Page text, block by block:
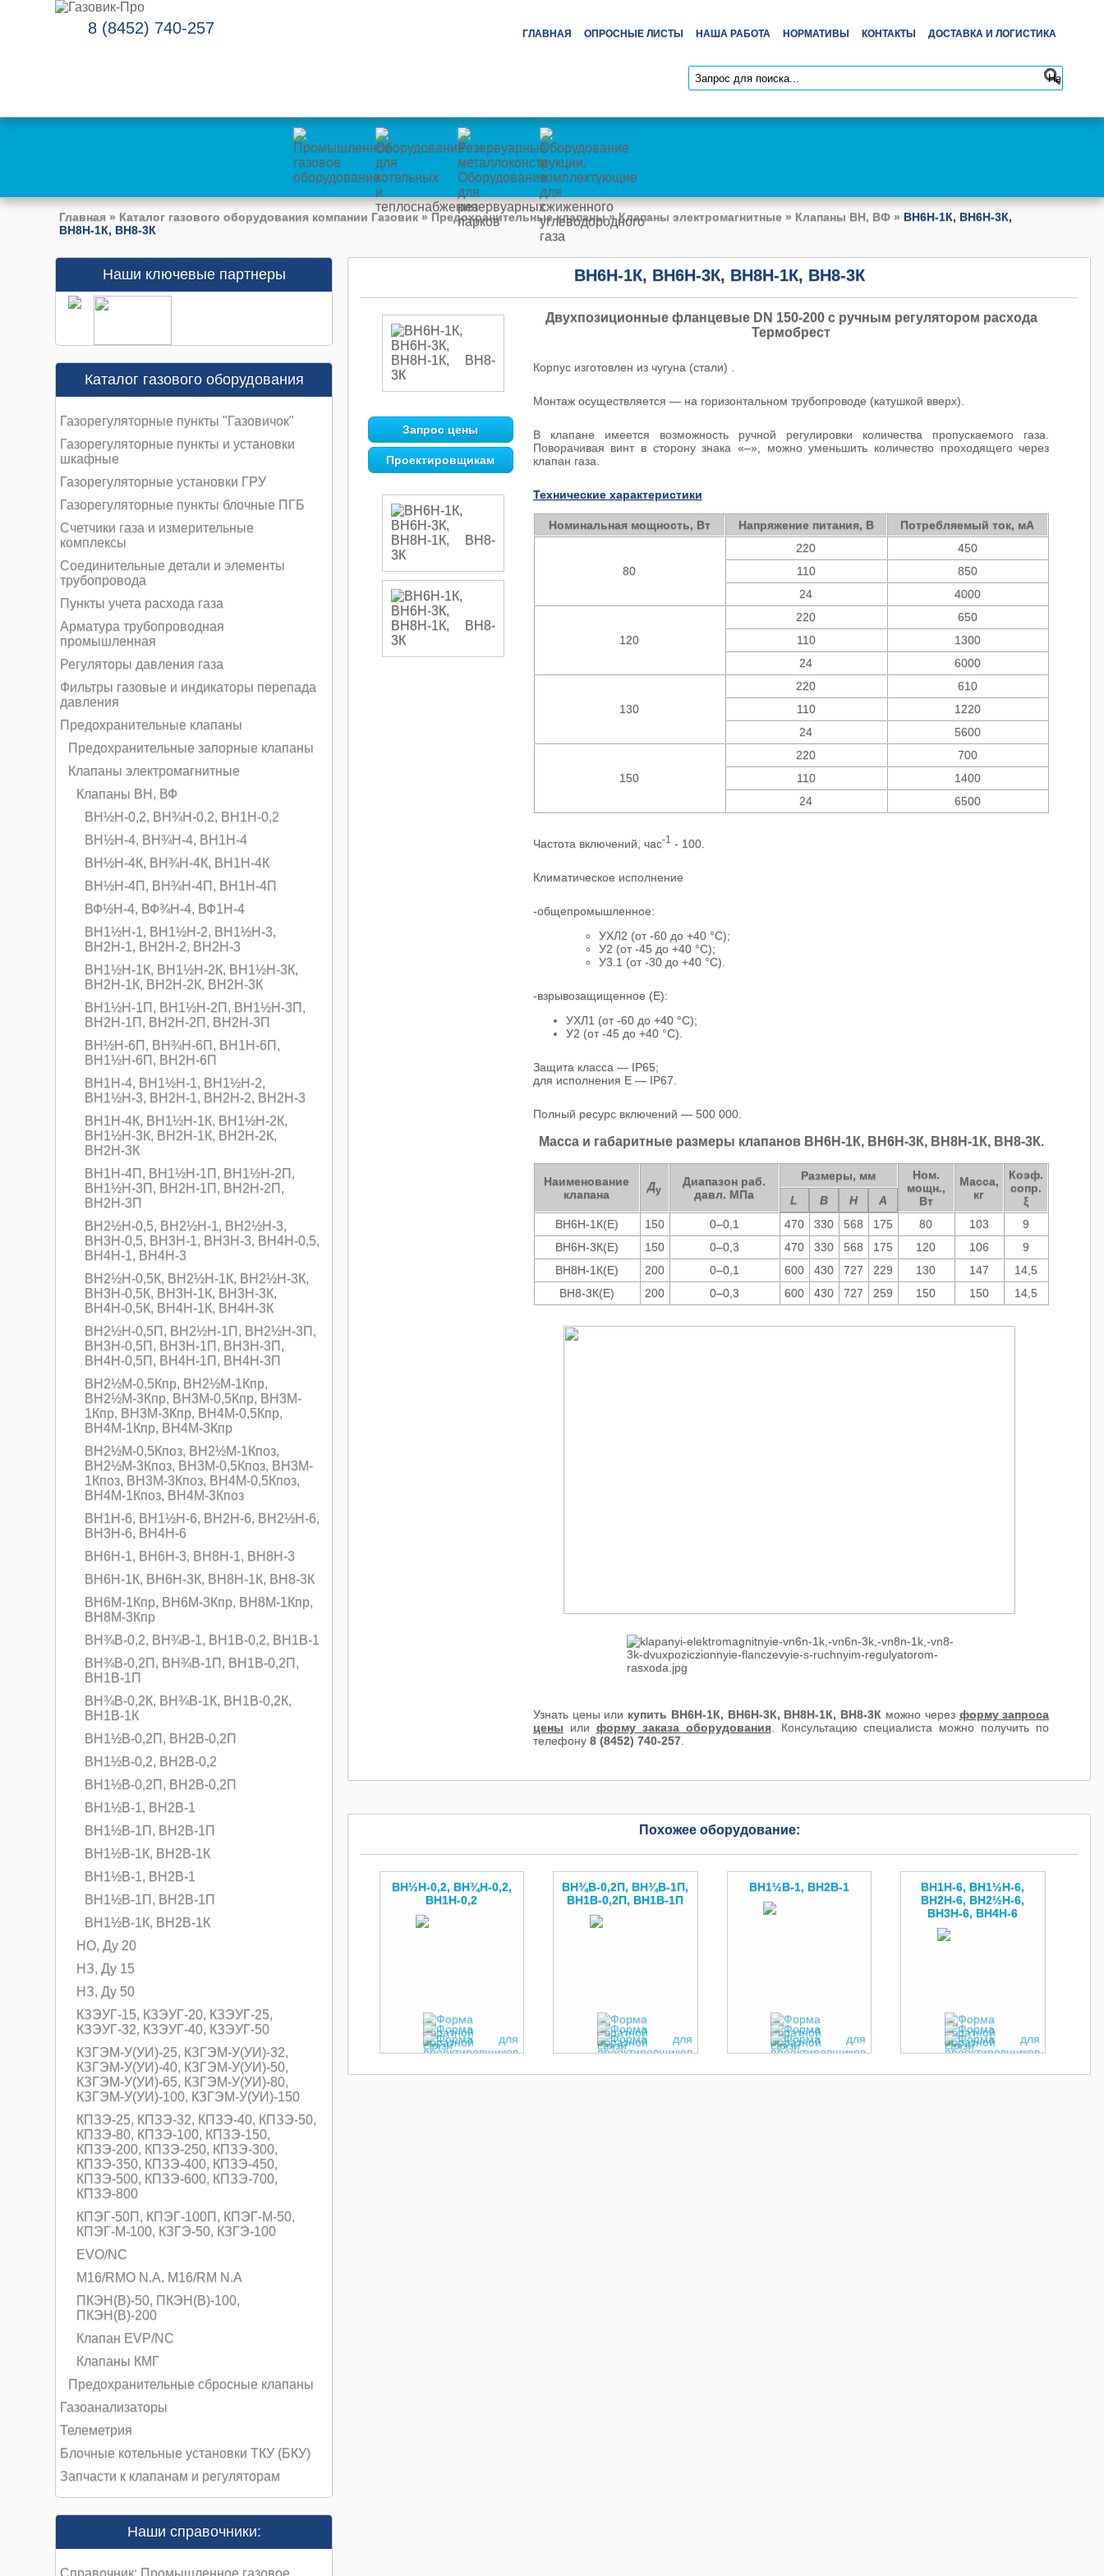
8 (8452) 740-257 ДОСТАВКА И ЛОГИСТИКА
КОНТАКТЫ
НОРМАТИВЫ
НАША РАБОТА
ОПРОСНЫЕ ЛИСТЫ
ГЛАВНАЯ
Главная » Каталог газового оборудования компании Газовик » Предохранительные клапаны»Клапаны электромагнитные » Клапаны ВН, ВФ » ВН6Н-1К, ВН6Н-3К,
ВН8Н-1К, ВН8-3К
Наши ключевые партнеры
Каталог газового оборудования
Газорегуляторные пункты "Газовичок"
Газорегуляторные пункты и установки
шкафные
Газорегуляторные установки ГРУ
Газорегуляторные пункты блочные ПГБ
Счетчики газа и измерительные
комплексы
Соединительные детали и элементы
трубопровода
Пункты учета расхода газа
Арматура трубопроводная
промышленная
Регуляторы давления газа
Фильтры газовые и индикаторы перепада
давления
Предохранительные клапаны
Предохранительные запорные клапаны
Клапаны электромагнитные
Клапаны ВН, ВФ
ВН½Н-0,2, ВН¾Н-0,2, ВН1Н-0,2
ВН½Н-4, ВН¾Н-4, ВН1Н-4
ВН½Н-4К, ВН¾Н-4К, ВН1Н-4К
ВН½Н-4П, ВН¾Н-4П, ВН1Н-4П
ВФ½Н-4, ВФ¾Н-4, ВФ1Н-4
ВН1½Н-1, ВН1½Н-2, ВН1½Н-3,
ВН2Н-1, ВН2Н-2, ВН2Н-3
ВН1½Н-1К, ВН1½Н-2К, ВН1½Н-3К,
ВН2Н-1К, ВН2Н-2К, ВН2Н-3К
ВН1½Н-1П, ВН1½Н-2П, ВН1½Н-3П,
ВН2Н-1П, ВН2Н-2П, ВН2Н-3П
ВН½H-6П, ВН¾Н-6П, ВН1Н-6П,
ВН1½Н-6П, ВН2Н-6П
ВН1Н-4, ВН1½Н-1, ВН1½Н-2,
ВН1½Н-3, ВН2Н-1, ВН2Н-2, ВН2Н-3
ВН1Н-4К, ВН1½Н-1К, ВН1½Н-2К,
ВН1½Н-3К, ВН2Н-1К, ВН2Н-2К,
ВН2Н-3К
ВН1Н-4П, ВН1½Н-1П, ВН1½Н-2П,
ВН1½Н-3П, ВН2Н-1П, ВН2Н-2П,
ВН2Н-3П
ВН2½Н-0,5, ВН2½Н-1, ВН2½Н-3,
ВН3Н-0,5, ВН3Н-1, ВН3Н-3, ВН4Н-0,5,
ВН4Н-1, ВН4Н-3
ВН2½Н-0,5К, ВН2½Н-1К, ВН2½Н-3К,
ВН3Н-0,5К, ВН3Н-1К, ВН3Н-3К,
ВН4Н-0,5К, ВН4Н-1К, ВН4Н-3К
ВН2½Н-0,5П, ВН2½Н-1П, ВН2½Н-3П,
ВН3Н-0,5П, ВН3Н-1П, ВН3Н-3П,
ВН4Н-0,5П, ВН4Н-1П, ВН4Н-3П
ВН2½M-0,5Кпр, ВН2½M-1Кпр,
ВН2½M-3Кпр, ВН3M-0,5Кпр, ВН3M-
1Кпр, ВН3M-3Кпр, ВН4M-0,5Кпр,
ВН4M-1Кпр, ВН4M-3Кпр
ВН2½M-0,5Кпоз, ВН2½M-1Кпоз,
ВН2½M-3Кпоз, ВН3M-0,5Кпоз, ВН3M-
1Кпоз, ВН3M-3Кпоз, ВН4M-0,5Кпоз,
ВН4M-1Кпоз, ВН4M-3Кпоз
ВН1Н-6, ВН1½Н-6, ВН2Н-6, BH2½H-6,
ВН3Н-6, ВН4Н-6
ВН6Н-1, ВН6Н-3, ВН8Н-1, ВН8H-3
ВН6Н-1К, ВН6Н-3К, ВН8Н-1К, ВН8-3К
ВН6M-1Кпр, ВН6M-3Кпр, ВН8M-1Кпр,
ВН8M-3Кпр
ВН¾В-0,2, ВН¾В-1, ВН1В-0,2, ВН1В-1
ВН¾В-0,2П, ВН¾В-1П, ВН1В-0,2П,
ВН1В-1П
ВН¾В-0,2К, ВН¾В-1К, ВН1В-0,2К,
ВН1В-1К
ВН1½В-0,2П, ВН2В-0,2П
ВН1½В-0,2, ВН2В-0,2
ВН1½В-0,2П, ВН2В-0,2П
ВН1½В-1, ВН2В-1
ВН1½В-1П, ВН2В-1П
ВН1½В-1К, ВН2В-1К
ВН1½В-1, ВН2В-1
ВН1½В-1П, ВН2В-1П
ВН1½В-1К, ВН2В-1К
НО, Ду 20
НЗ, Ду 15
НЗ, Ду 50
КЗЭУГ-15, КЗЭУГ-20, КЗЭУГ-25,
КЗЭУГ-32, КЗЭУГ-40, КЗЭУГ-50
КЗГЭМ-У(УИ)-25, КЗГЭМ-У(УИ)-32,
КЗГЭМ-У(УИ)-40, КЗГЭМ-У(УИ)-50,
КЗГЭМ-У(УИ)-65, КЗГЭМ-У(УИ)-80,
КЗГЭМ-У(УИ)-100, КЗГЭМ-У(УИ)-150
КПЗЭ-25, КПЗЭ-32, КПЗЭ-40, КПЗЭ-50,
КПЗЭ-80, КПЗЭ-100, КПЗЭ-150,
КПЗЭ-200, КПЗЭ-250, КПЗЭ-300,
КПЗЭ-350, КПЗЭ-400, КПЗЭ-450,
КПЗЭ-500, КПЗЭ-600, КПЗЭ-700,
КПЗЭ-800
КПЭГ-50П, КПЭГ-100П, КПЭГ-М-50,
КПЭГ-М-100, КЗГЭ-50, КЗГЭ-100
EVO/NC
M16/RMO N.A. M16/RM N.A
ПКЭН(В)-50, ПКЭН(В)-100,
ПКЭН(В)-200
Клапан EVP/NC
Клапаны КМГ
Предохранительные сбросные клапаны
Газоанализаторы
Телеметрия
Блочные котельные установки ТКУ (БКУ)
Запчасти к клапанам и регуляторам
Наши справочники:
Справочник: Промышленное газовое
ВН6Н-1К, ВН6Н-3К, ВН8Н-1К, ВН8-3К
Запрос цены
Проектировщикам
Двухпозиционные фланцевые DN 150-200 с ручным регулятором расхода
Термобрест
Корпус изготовлен из чугуна (стали) .
Монтаж осуществляется — на горизонтальном трубопроводе (катушкой вверх).
В клапане имеется возможность ручной регулировки количества пропускаемого газа.
Поворачивая винт в сторону знака «–», можно уменьшить количество проходящего через
клапан газа.
Технические характеристики
Номинальная мощность, Вт Напряжение питания, В Потребляемый ток, мА
80
220
450
110
850
24
4000
120
220
650
110
1300
24
6000
130
220
610
110
1220
24
5600
150
220
700
110
1400
24
6500
Частота включений, час-1 - 100.
Климатическое исполнение
-общепромышленное:
УХЛ2 (от -60 до +40 °С);
У2 (от -45 до +40 °С);
У3.1 (от -30 до +40 °С).
-взрывозащищенное (Е):
УХЛ1 (от -60 до +40 °С);
У2 (от -45 до +40 °С).
Защита класса — IP65;
для исполнения Е — IP67.
Полный ресурс включений — 500 000.
Масса и габаритные размеры клапанов ВН6Н-1К, ВН6Н-3К, ВН8Н-1К, ВН8-3К.
Наименование
клапана
Ду
Диапазон раб.
давл. МПа
Размеры, мм
Ном.
мощн.,
Вт
Масса,
кг
Коэф.
сопр.
ξ
L В Н
А
ВН6Н-1К(Е)
150 0–0,1 470 330 568 175 80 103
9
ВН6Н-3К(Е)
150 0–0,3 470 330 568 175 120 106
9
ВН8Н-1К(Е)
200 0–0,1 600 430 727 229 130 147
14,5
ВН8-3К(Е)
200 0–0,3 600 430 727 259 150 150 14,5
Узнать цены или купить ВН6Н-1К, ВН6Н-3К, ВН8Н-1К, ВН8-3К можно через форму запроса
цены или форму заказа оборудования. Консультацию специалиста можно получить по
телефону 8 (8452) 740-257.
Похожее оборудование:
ВН½Н-0,2, ВН¾Н-0,2,
ВН1Н-0,2
ВН¾В-0,2П, ВН¾В-1П,
ВН1В-0,2П, ВН1В-1П
ВН1½В-1, ВН2В-1
ВН1Н-6, ВН1½Н-6,
ВН2Н-6, BH2½H-6,
ВН3Н-6, ВН4Н-6